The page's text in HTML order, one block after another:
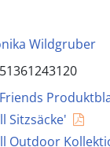
Wildgruber
Sitzsäcke'
Outdoor